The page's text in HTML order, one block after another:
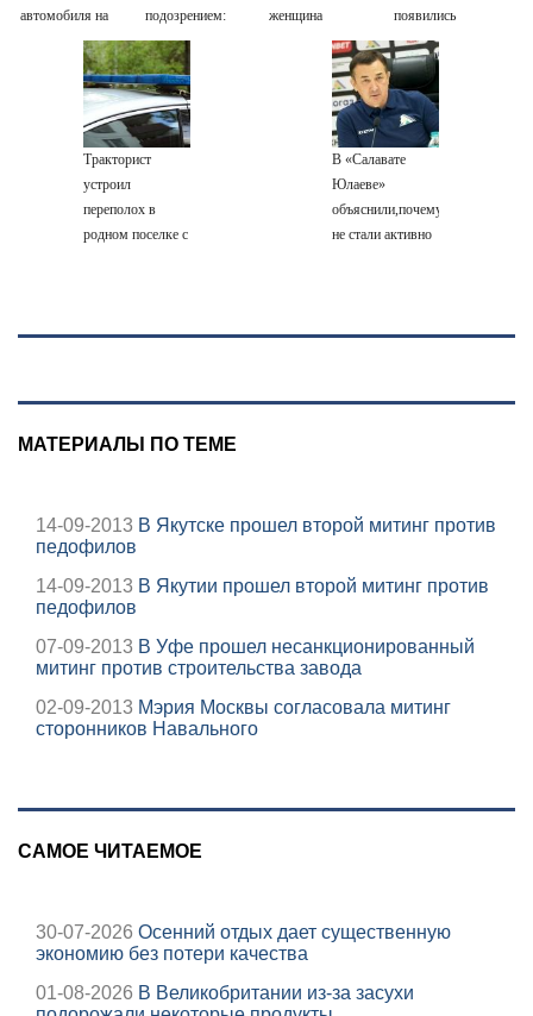
автомобиля на
пешеходов в
подозрением:
Зеленский
поставил задачу
своим
дипломатам
женщина
насмерть на
глазах у детей
06/08/2026 –
появились
печальные
подробности о
Людмиле
Поргиной
Тракторист
устроил
переполох в
родном поселке с
В «Салавате
Юлаеве»
объяснили,почему
не стали активно
МАТЕРИАЛЫ ПО ТЕМЕ
14-09-2013 В Якутске прошел второй митинг против
педофилов
14-09-2013 В Якутии прошел второй митинг против
педофилов
07-09-2013 В Уфе прошел несанкционированный
митинг против строительства завода
02-09-2013 Мэрия Москвы согласовала митинг
сторонников Навального
САМОЕ ЧИТАЕМОЕ
30-07-2026 Осенний отдых дает существенную
экономию без потери качества
01-08-2026 В Великобритании из-за засухи